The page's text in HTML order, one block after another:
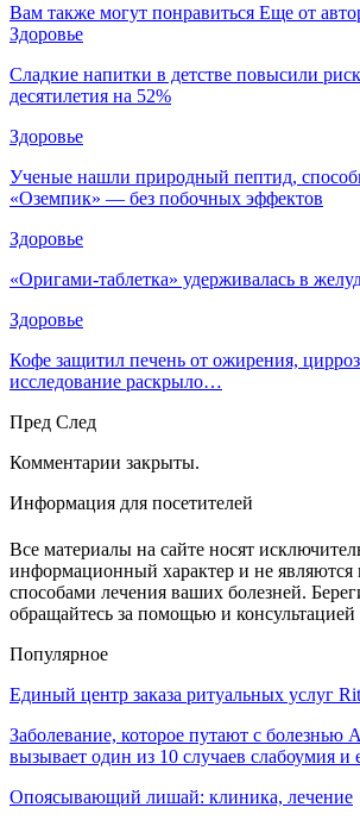
Вам также могут понравиться Еще от
Здоровье
Сладкие напитки в детстве повысили
десятилетия на 52%
Здоровье
Ученые нашли природный пептид,
«Оземпик» — без побочных эффектов
Здоровье
«Оригами-таблетка» удерживалась в
Здоровье
Кофе защитил печень от ожирения,
исследование раскрыло…
Пред След
Комментарии закрыты.
Информация для посетителей
Все материалы на сайте носят
информационный характер и не
способами лечения ваших болезней.
обращайтесь за помощью и консультацией
Популярное
Единый центр заказа ритуальных услуг
Заболевание, которое путают с болезнью
вызывает один из 10 случаев слабоумия
Опоясывающий лишай: клиника, лечение